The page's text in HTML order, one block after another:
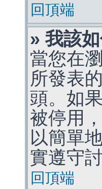
回頂端
» 我該
當您在
所發表
頭。如
被停用
以簡單
實遵守
回頂端